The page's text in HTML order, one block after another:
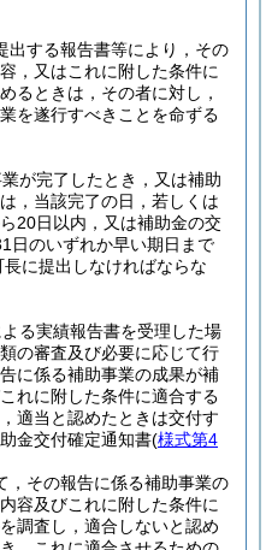
出する報告書等により，その
，又はこれに附した条件に
るときは，その者に対し，
を遂行すべきことを命ずる
が完了したとき，又は補助
，当該完了の日，若しくは
20日以内，又は補助金の交
日のいずれか早い期日まで
長に提出しなければならな
る実績報告書を受理した場
の審査及び必要に応じて行
に係る補助事業の成果が補
れに附した条件に適合する
適当と認めたときは交付す
金交付確定通知書(様式第4
，その報告に係る補助事業の
容及びこれに附した条件に
調査し，適合しないと認め